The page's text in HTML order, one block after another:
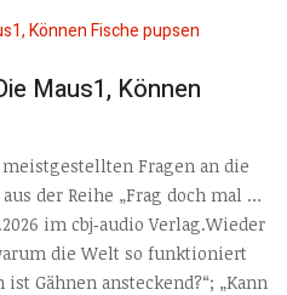
Maus1, Können
Fragen an die
der Reihe „Frag doch mal …
im cbj‑audio Verlag.Wieder
die Welt so funktioniert
Gähnen ansteckend?“; „Kann